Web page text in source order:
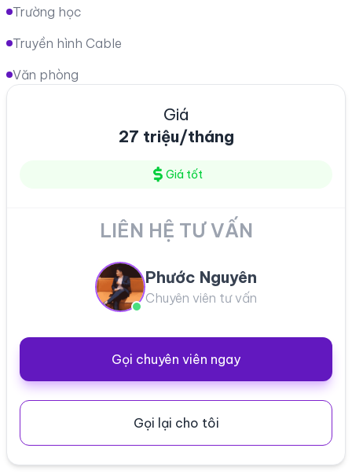
Trường học
Truyền hình Cable
Văn phòng
Giá
27 triệu/tháng
Giá tốt
LIÊN HỆ TƯ VẤN
Phước Nguyên
Chuyên viên tư vấn
Gọi chuyên viên ngay
Gọi lại cho tôi